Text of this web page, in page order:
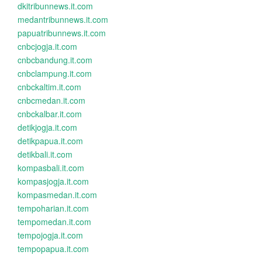
dkitribunnews.it.com
medantribunnews.it.com
papuatribunnews.it.com
cnbcjogja.it.com
cnbcbandung.it.com
cnbclampung.it.com
cnbckaltim.it.com
cnbcmedan.it.com
cnbckalbar.it.com
detikjogja.it.com
detikpapua.it.com
detikbali.it.com
kompasbali.it.com
kompasjogja.it.com
kompasmedan.it.com
tempoharian.it.com
tempomedan.it.com
tempojogja.it.com
tempopapua.it.com